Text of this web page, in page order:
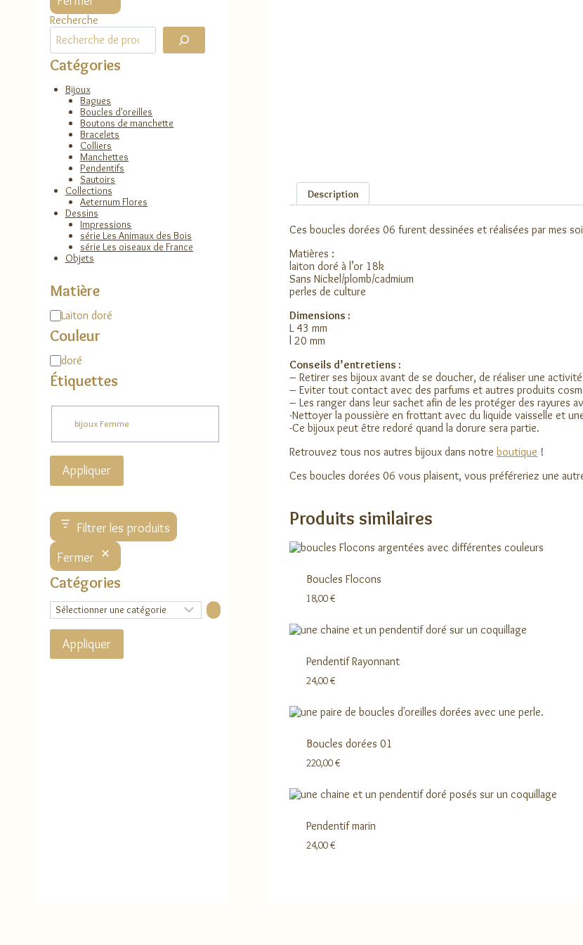
Description
Ces boucles dorées 06 furent dessinées et réalisées par mes
Matières :
laiton doré à l’or 18k
Sans Nickel/plomb/cadmium
perles de culture
Dimensions :
L 43 mm
l 20 mm
Conseils d’entretiens :
– Retirer ses bijoux avant de se doucher, de réaliser une
– Eviter tout contact avec des parfums et autres produits
– Les ranger dans leur sachet afin de les protéger des rayures
-Nettoyer la poussière en frottant avec du liquide vaisselle et
-Ce bijoux peut être redoré quand la dorure sera partie.
Retrouvez tous nos autres bijoux dans notre boutique !
Ces boucles dorées 06 vous plaisent, vous préféreriez une
Produits similaires
Boucles Flocons
18,00€
Pendentif Rayonnant
24,00€
Boucles dorées 01
220,00€
Pendentif marin
24,00€
Recherche
Catégories
Bijoux
Bagues
Boucles d'oreilles
Boutons de manchette
Bracelets
Colliers
Manchettes
Pendentifs
Sautoirs
Collections
Aeternum Flores
Dessins
Impressions
série Les Animaux des Bois
série Les oiseaux de France
Objets
Matière
Matière
Laiton doré
Couleur
Couleur
doré
Étiquettes
Étiquette
bijoux Femme
Appliquer
Filtrer les produits
Fermer
Catégories
Sélectionner
une
catégorie
Appliquer